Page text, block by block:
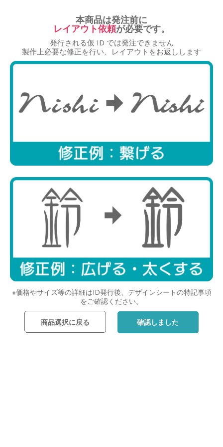
商品選択 レイアウト 文字入力 調整・確認 ID発行
レイアウト選択
本商品は発注前に
レイアウト依頼が必要です。
発行される仮 ID では発注できません
製作上必要な修正を行い、レイアウトをお返しします
※価格やサイズ等の詳細はID発行後、デザインシートの特記事項
をご確認ください。
商品選択に戻る 確認しました